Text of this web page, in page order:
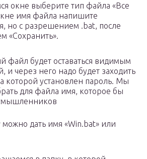
окне выберите тип файла «Все
имя файла напишите
но с разрешением .bat, после
«Сохранить».
файл будет оставаться видимым
и через него надо будет заходить
которой установлен пароль. Мы
для файла имя, которое бы
дать имя «Win.bat» или